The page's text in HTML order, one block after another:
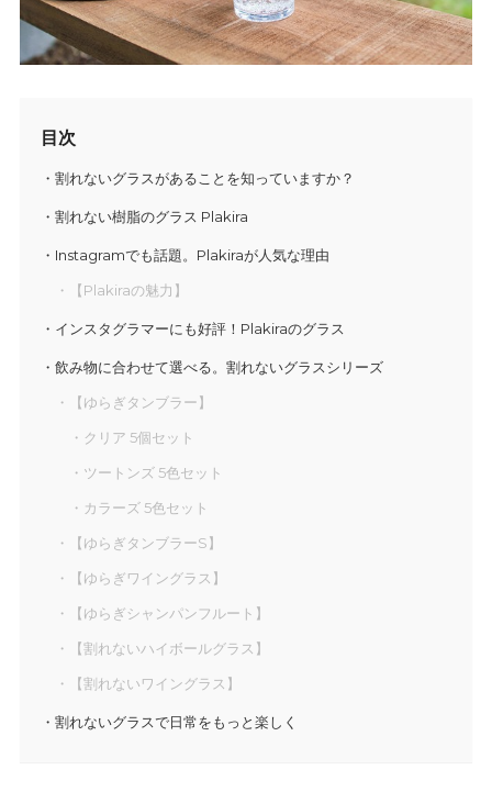
目次
割れないグラスがあることを知っていますか？
割れない樹脂のグラス Plakira
Instagramでも話題。Plakiraが人気な理由
【Plakiraの魅力】
インスタグラマーにも好評！Plakiraのグラス
飲み物に合わせて選べる。割れないグラスシリーズ
【ゆらぎタンブラー】
クリア 5個セット
ツートンズ 5色セット
カラーズ 5色セット
【ゆらぎタンブラーS】
【ゆらぎワイングラス】
【ゆらぎシャンパンフルート】
【割れないハイボールグラス】
【割れないワイングラス】
割れないグラスで日常をもっと楽しく